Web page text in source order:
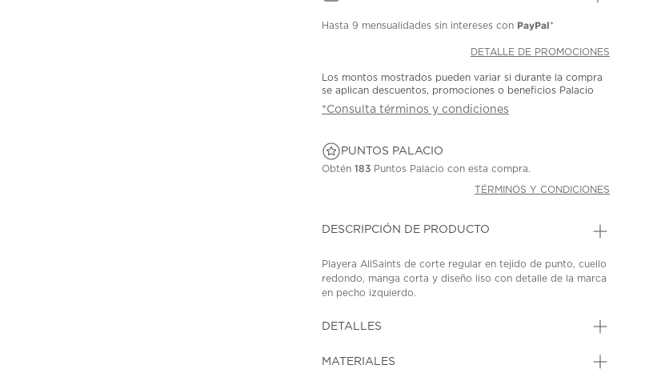
Hasta9 mensualidades sin intereses con PayPal*
DETALLE DE PROMOCIONES
Los montos mostrados pueden variar si durante la compra
se aplican descuentos, promociones o beneficios Palacio
*Consulta términos y condiciones
PUNTOS PALACIO
Obtén183 Puntos Palacio con esta compra.
TÉRMINOS Y CONDICIONES
DESCRIPCIÓN DE PRODUCTO
Playera AllSaints de corte regular en tejido de punto, cuello
redondo, manga corta y diseño liso con detalle de la marca
en pecho izquierdo.
DETALLES
MATERIALES